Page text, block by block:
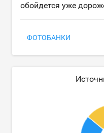
обойдется уже
ФОТОБАНКИ